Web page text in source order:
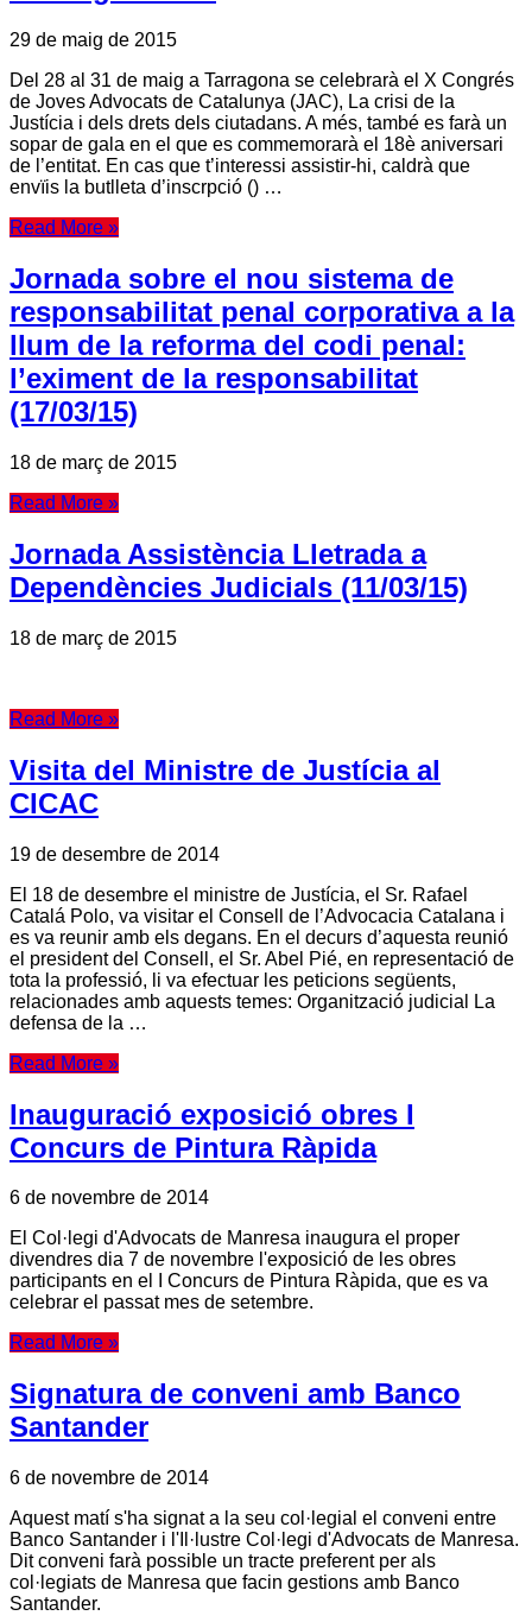
29 de maig de 2015
Del 28 al 31 de maig a Tarragona se celebrarà el X Congrés
de Joves Advocats de Catalunya (JAC), La crisi de la
Justícia i dels drets dels ciutadans. A més, també es farà un
sopar de gala en el que es commemorarà el 18è aniversari
de l’entitat. En cas que t’interessi assistir-hi, caldrà que
envïis la butlleta d’inscrpció () …
Read More »
Jornada sobre el nou sistema de
responsabilitat penal corporativa a la
llum de la reforma del codi penal:
l’eximent de la responsabilitat
(17/03/15)
18 de març de 2015
Read More »
Jornada Assistència Lletrada a
Dependències Judicials (11/03/15)
18 de març de 2015
Read More »
Visita del Ministre de Justícia al
CICAC
19 de desembre de 2014
El 18 de desembre el ministre de Justícia, el Sr. Rafael
Catalá Polo, va visitar el Consell de l’Advocacia Catalana i
es va reunir amb els degans. En el decurs d’aquesta reunió
el president del Consell, el Sr. Abel Pié, en representació de
tota la professió, li va efectuar les peticions següents,
relacionades amb aquests temes: Organització judicial La
defensa de la …
Read More »
Inauguració exposició obres I
Concurs de Pintura Ràpida
6 de novembre de 2014
El Col·legi d'Advocats de Manresa inaugura el proper
divendres dia 7 de novembre l'exposició de les obres
participants en el I Concurs de Pintura Ràpida, que es va
celebrar el passat mes de setembre.
Read More »
Signatura de conveni amb Banco
Santander
6 de novembre de 2014
Aquest matí s'ha signat a la seu col·legial el conveni entre
Banco Santander i l'Il·lustre Col·legi d'Advocats de Manresa.
Dit conveni farà possible un tracte preferent per als
col·legiats de Manresa que facin gestions amb Banco
Santander.